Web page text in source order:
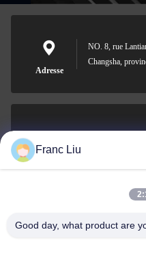
Adresse
NO. 8, rue
Changsha,
0086-
Franc Liu
Good day, what product are